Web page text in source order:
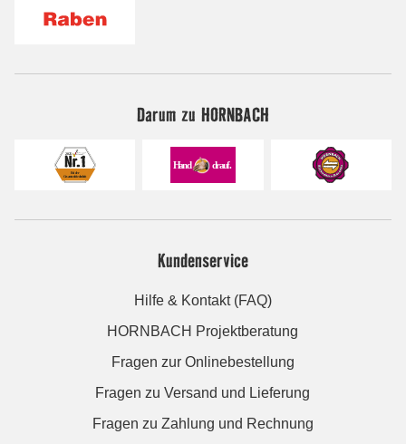
Darum zu HORNBACH
Kundenservice
Hilfe & Kontakt (FAQ)
HORNBACH Projektberatung
Fragen zur Onlinebestellung
Fragen zu Versand und Lieferung
Fragen zu Zahlung und Rechnung